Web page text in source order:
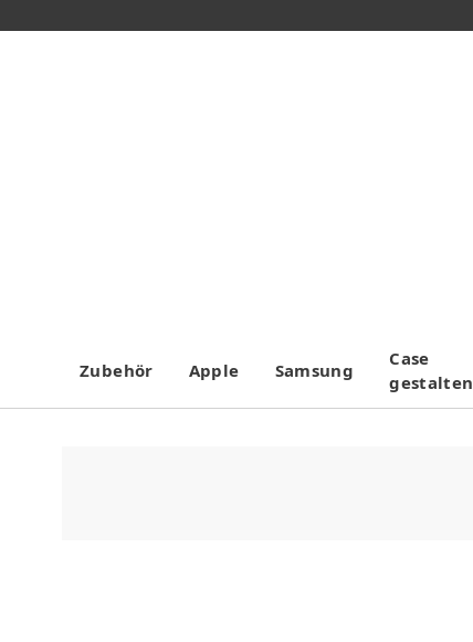
Zubehör Apple Samsung
Case
gestalten